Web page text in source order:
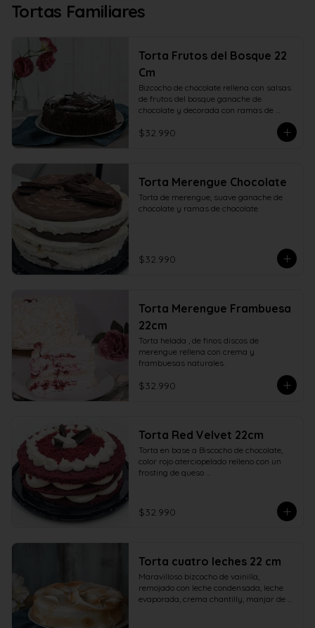
Tortas Familiares
Torta Frutos del Bosque 22
Cm
Bizcocho de chocolate rellena con salsas
de frutos del bosque ganache de
chocolate y decorada con ramas de
$32.990
Torta Merengue Chocolate
Torta de merengue, suave ganache de
chocolate y ramas de chocolate
$32.990
Torta Merengue Frambuesa
22cm
Torta helada , de finos discos de
merengue rellena con crema y
frambuesas naturales.
$32.990
Torta Red Velvet 22cm
Torta en base a Biscocho de chocolate,
color rojo aterciopelado relleno con un
frosting de queso
$32.990
Torta cuatro leches 22 cm
Maravilloso bizcocho de vainilla,
remojado con leche condensada, leche
evaporada, crema chantilly, manjar de